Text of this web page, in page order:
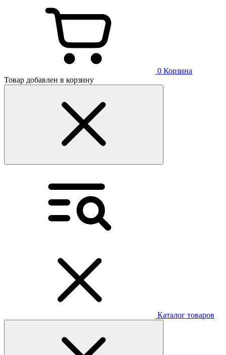
0 Корзина
Товар добавлен в корзину
Каталог товаров